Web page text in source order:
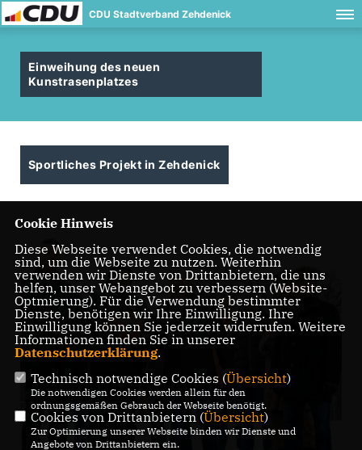
CDU Stadtverband Zehdenick
Einweihung des neuen
Kunstrasenplatzes
Sportliches Projekt in Zehdenick
Cookie Hinweis
Diese Webseite verwendet Cookies, die notwendig
sind, um die Webseite zu nutzen. Weiterhin
verwenden wir Dienste von Drittanbietern, die uns
helfen, unser Webangebot zu verbessern (Website-
Optmierung). Für die Verwendung bestimmter
Dienste, benötigen wir Ihre Einwilligung. Ihre
Einwilligung können Sie jederzeit widerrufen. Weitere
Informationen finden Sie in unserer
Datenschutzerklärung.
Technisch notwendige Cookies (Übersicht)
Die notwendigen Cookies werden allein für den
ordnungsgemäßen Gebrauch der Webseite benötigt.
Cookies von Drittanbietern (Übersicht)
Zur Optimierung unserer Webseite binden wir Dienste und
Angebote von Drittanbietern ein.